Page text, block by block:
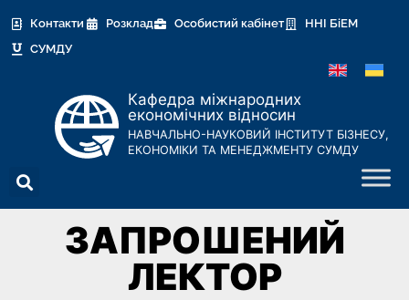
Контакти Розклад Особистий кабінет
ННІ БіЕМ
СУМДУ
Кафедра міжнародних
економічних відносин
НАВЧАЛЬНО-НАУКОВИЙ ІНСТИТУТ БІЗНЕСУ,
ЕКОНОМІКИ ТА МЕНЕДЖМЕНТУ СУМДУ
ЗАПРОШЕНИЙ
ЛЕКТОР